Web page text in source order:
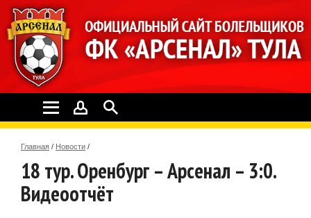
Главная / Новости /
18 тур. Оренбург – Арсенал – 3:0.
Видеоотчёт